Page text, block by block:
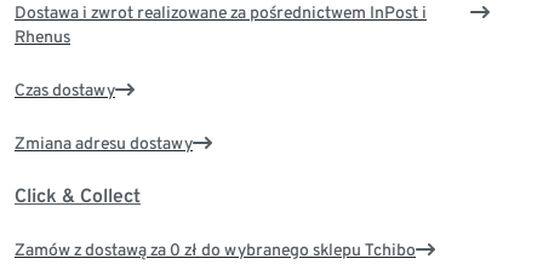
Dostawa i zwrot realizowane za pośrednictwem InPost i
Rhenus
Czas dostawy
Zmiana adresu dostawy
Click & Collect
Zamów z dostawą za 0 zł do wybranego sklepu Tchibo